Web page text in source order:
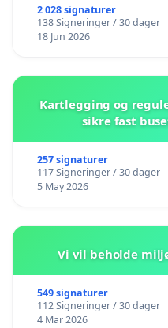
2 028 signaturer
138 Signeringer / 30 dager
18 Jun 2026
Kartlegging og
sikre fast
257 signaturer
117 Signeringer / 30 dager
5 May 2026
Vi vil beholde
549 signaturer
112 Signeringer / 30 dager
4 Mar 2026